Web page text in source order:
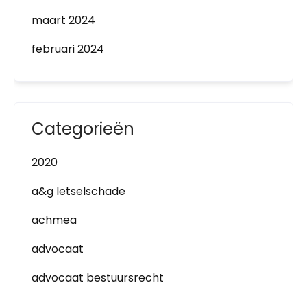
maart 2024
februari 2024
Categorieën
2020
a&g letselschade
achmea
advocaat
advocaat bestuursrecht